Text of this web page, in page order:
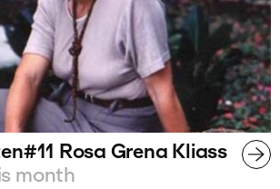
Rosa Grena Kliass
month